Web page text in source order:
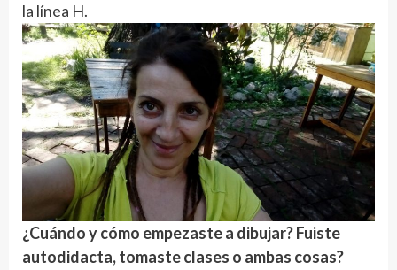
la línea H.
¿Cuándo y cómo empezaste a dibujar? Fuiste
autodidacta, tomaste clases o ambas cosas?